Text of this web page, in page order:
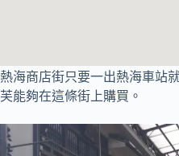
熱海商店街只要一出熱海車站
芙能夠在這條街上購買。